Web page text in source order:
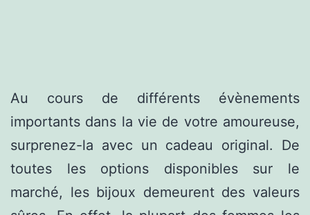
Au cours de différents évènements
importants dans la vie de votre amoureuse,
surprenez-la avec un cadeau original. De
toutes les options disponibles sur le
marché, les bijoux demeurent des valeurs